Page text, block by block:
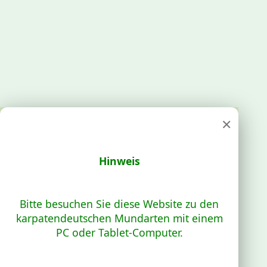
×
Hinweis
Bitte besuchen Sie diese Website zu den
karpatendeutschen Mundarten mit einem
PC oder Tablet-Computer.